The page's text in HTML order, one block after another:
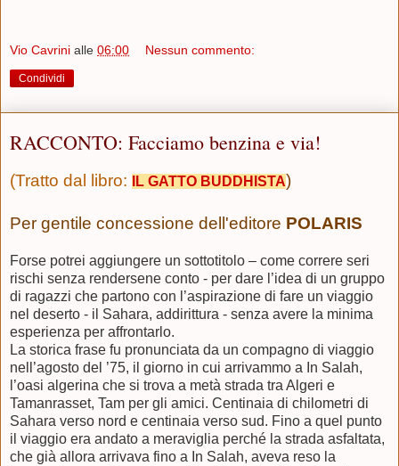
Vio Cavrini alle 06:00 Nessun commento:
Condividi
RACCONTO: Facciamo benzina e via!
(Tratto dal libro: IL GATTO BUDDHISTA)
Per gentile concessione dell'editore POLARIS
Forse potrei aggiungere un sottotitolo – come correre seri
rischi senza rendersene conto - per dare l’idea di un gruppo
di ragazzi che partono con l’aspirazione di fare un viaggio
nel deserto - il Sahara, addirittura - senza avere la minima
esperienza per affrontarlo.
La storica frase fu pronunciata da un compagno di viaggio
nell’agosto del ’75, il giorno in cui arrivammo a In Salah,
l’oasi algerina che si trova a metà strada tra Algeri e
Tamanrasset, Tam per gli amici. Centinaia di chilometri di
Sahara verso nord e centinaia verso sud. Fino a quel punto
il viaggio era andato a meraviglia perché la strada asfaltata,
che già allora arrivava fino a In Salah, aveva reso la